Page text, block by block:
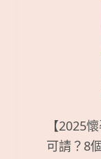
【2025
可請？8